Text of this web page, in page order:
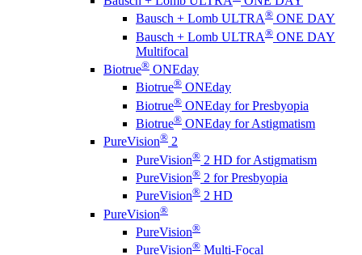
Bausch + Lomb ULTRA® ONE DAY
Bausch + Lomb ULTRA® ONE DAY
Multifocal
Biotrue® ONEday
Biotrue® ONEday
Biotrue® ONEday for Presbyopia
Biotrue® ONEday for Astigmatism
PureVision® 2
PureVision® 2 HD for Astigmatism
PureVision® 2 for Presbyopia
PureVision® 2 HD
PureVision®
PureVision®
PureVision® Multi-Focal